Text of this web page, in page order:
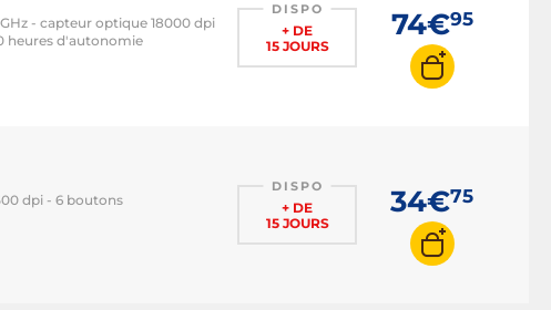
- capteur optique 18000 dpi
heures d'autonomie
DISPO
+ DE
15 JOURS
74€95
dpi - 6 boutons
DISPO
+ DE
15 JOURS
34€75